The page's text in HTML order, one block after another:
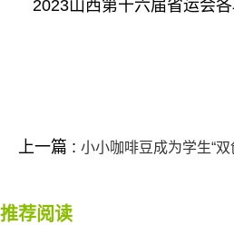
2023山西第十六届省运会
上一篇 : 小小咖啡豆成为学生“双创”的
推荐阅读